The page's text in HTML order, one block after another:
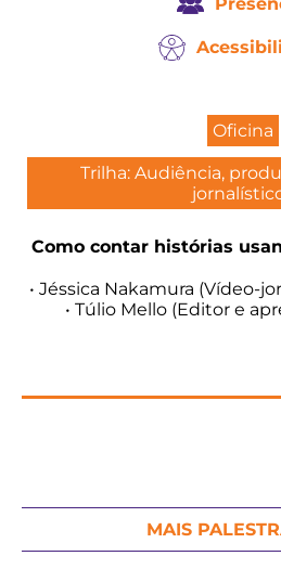
Oficina
Trilha: Audiência,
Como contar histórias
• Jéssica Nakamura (Vídeo-
• Túlio Mello (Editor e
MAIS